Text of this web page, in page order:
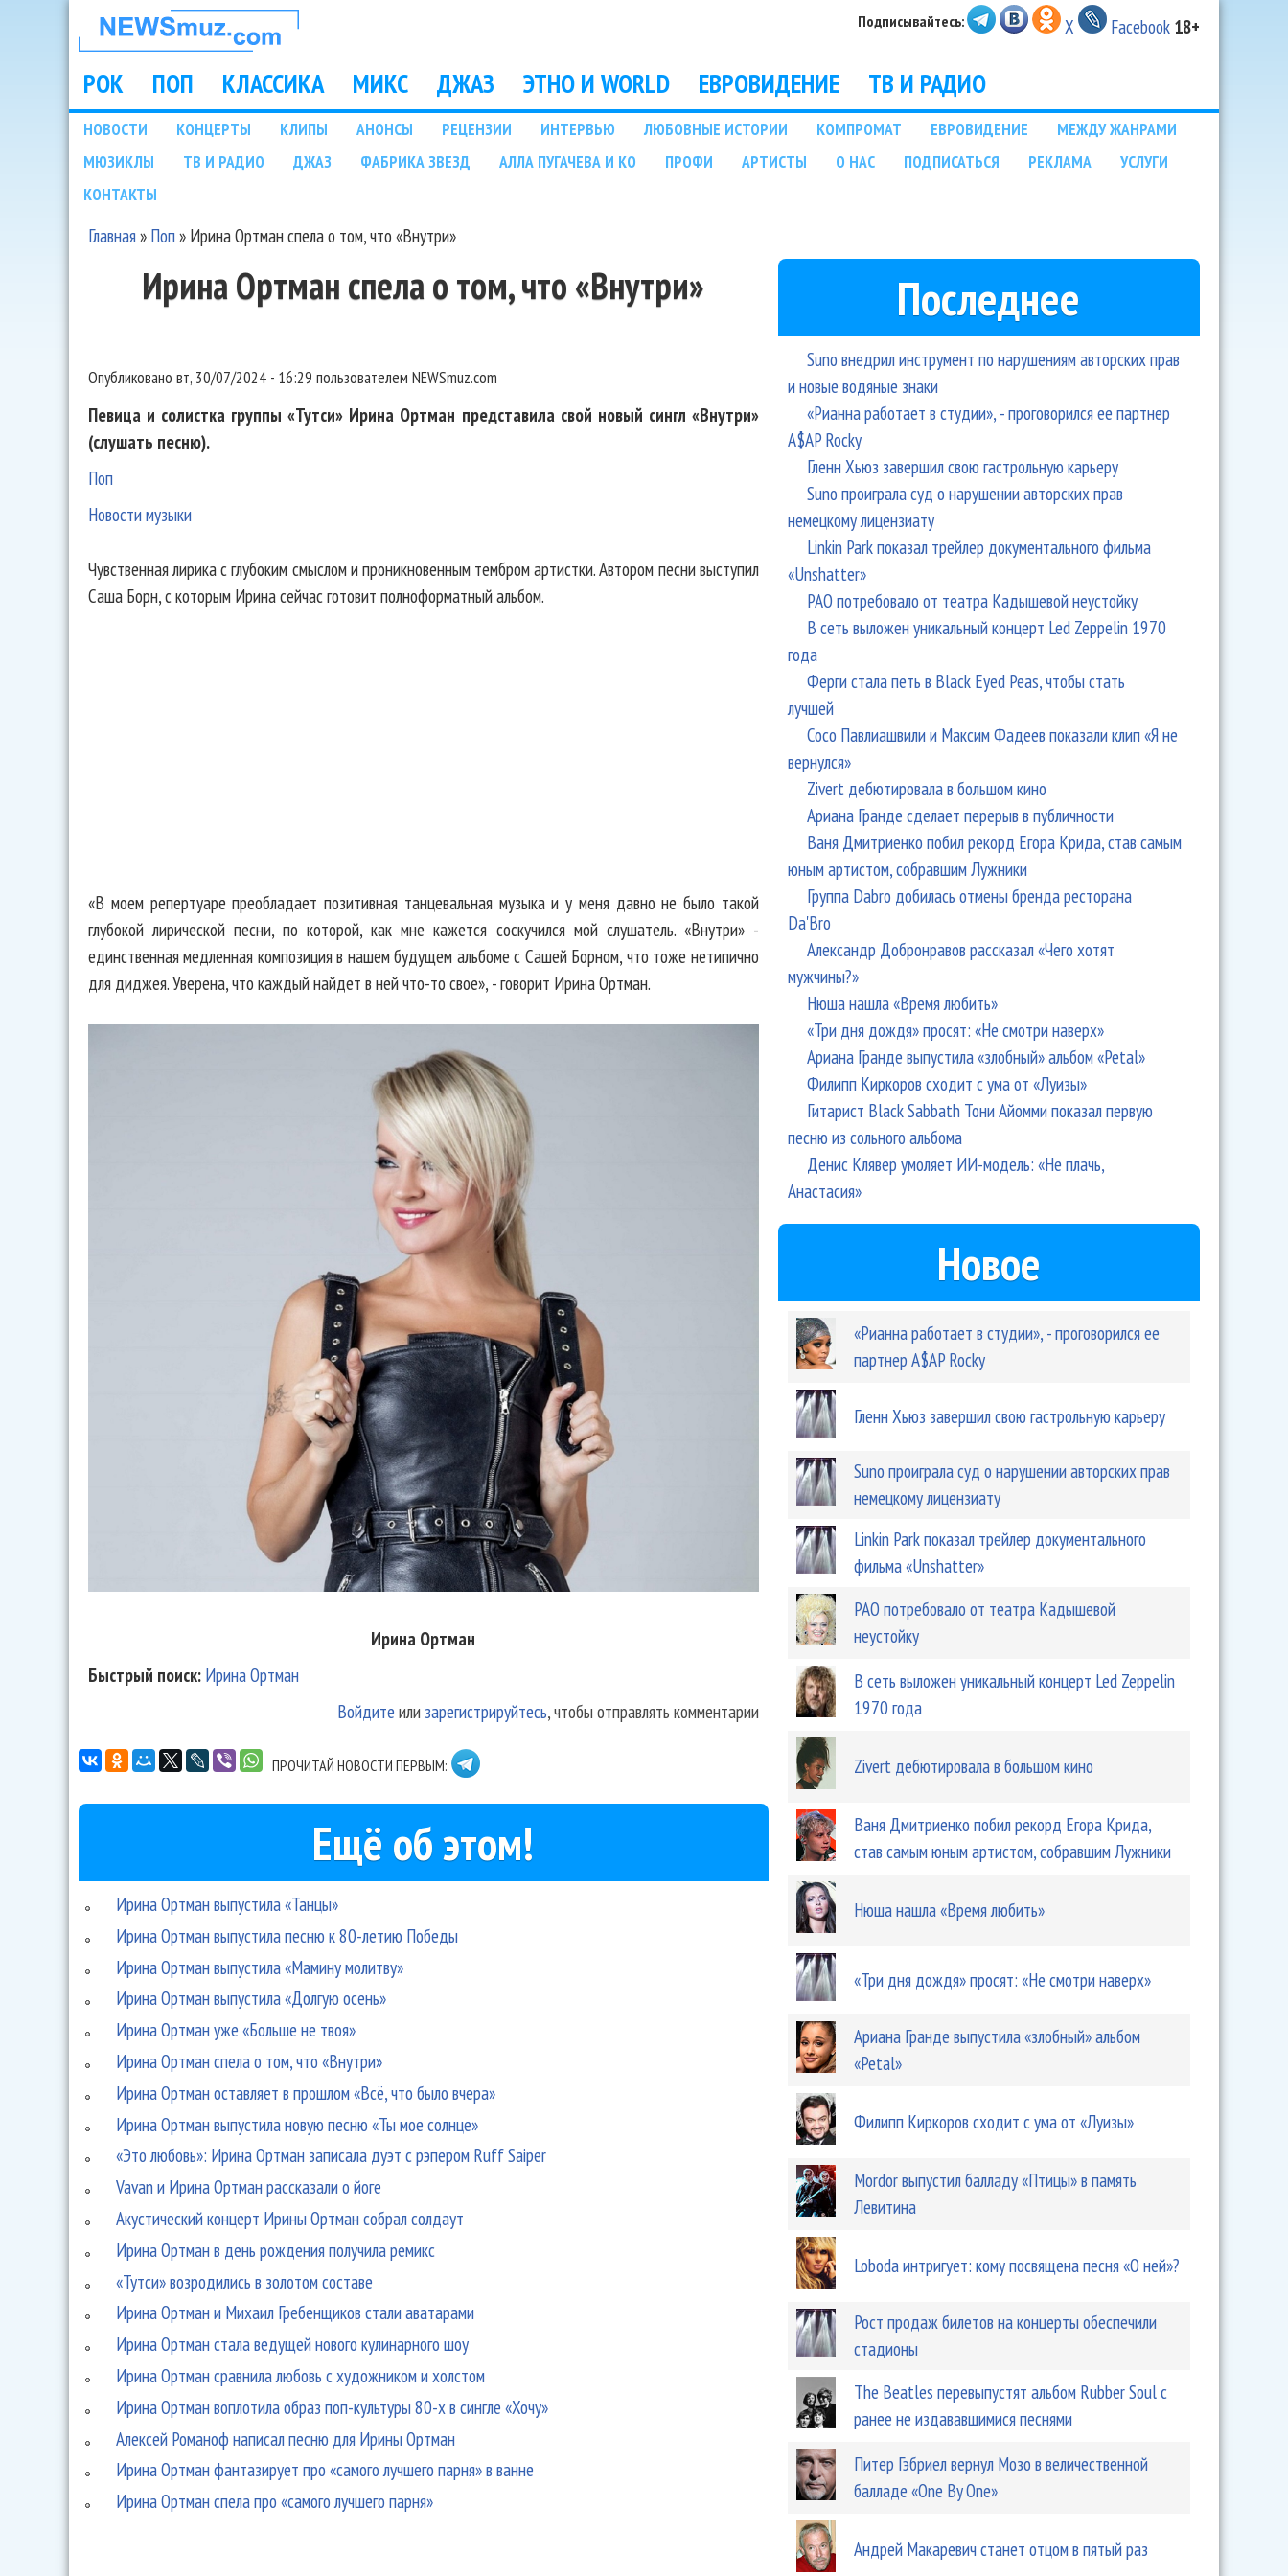
НОВОСТИ
МУЗЫКИ И
ШОУ БИЗНЕСА
NEWSMUZ.COM
Подписывайтесь: X Facebook 18+
Main menu
РОК ПОП КЛАССИКА МИКС ДЖАЗ ЭТНО И WORLD ЕВРОВИДЕНИЕ ТВ И РАДИО
Подразделы
НОВОСТИ КОНЦЕРТЫ КЛИПЫ АНОНСЫ РЕЦЕНЗИИ ИНТЕРВЬЮ ЛЮБОВНЫЕ ИСТОРИИ КОМПРОМАТ ЕВРОВИДЕНИЕ
МЕЖДУ ЖАНРАМИ
МЮЗИКЛЫ
ТВ И РАДИО ДЖАЗ ФАБРИКА ЗВЕЗД АЛЛА ПУГАЧЕВА И КО ПРОФИ АРТИСТЫ О НАС ПОДПИСАТЬСЯ РЕКЛАМА
УСЛУГИ
КОНТАКТЫ
Главная» Поп» Ирина Ортман спела о том, что «Внутри»
Ирина Ортман спела о том, что «Внутри»
Опубликовано вт, 30/07/2024 - 16:29 пользователем NEWSmuz.com
Певица и солистка группы «Тутси» Ирина Ортман представила свой новый сингл «Внутри»
(слушать песню).
Поп
Новости музыки
Чувственная лирика с глубоким смыслом и проникновенным тембром артистки. Автором песни выступил
Саша Борн, с которым Ирина сейчас готовит полноформатный альбом.
«В моем репертуаре преобладает позитивная танцевальная музыка и у меня давно не было такой
глубокой лирической песни, по которой, как мне кажется соскучился мой слушатель. «Внутри» -
единственная медленная композиция в нашем будущем альбоме с Сашей Борном, что тоже нетипично
для диджея. Уверена, что каждый найдет в ней что-то свое», - говорит Ирина Ортман.
Ирина Ортман
Быстрый поиск: Ирина Ортман
Войдите или зарегистрируйтесь, чтобы отправлять комментарии
ПРОЧИТАЙ НОВОСТИ ПЕРВЫМ:
Ещё об этом!
Ирина Ортман выпустила «Танцы»
Ирина Ортман выпустила песню к 80-летию Победы
Ирина Ортман выпустила «Мамину молитву»
Ирина Ортман выпустила «Долгую осень»
Ирина Ортман уже «Больше не твоя»
Ирина Ортман спела о том, что «Внутри»
Ирина Ортман оставляет в прошлом «Всё, что было вчера»
Ирина Ортман выпустила новую песню «Ты мое солнце»
«Это любовь»: Ирина Ортман записала дуэт с рэпером Ruff Saiper
Vavan и Ирина Ортман рассказали о йоге
Акустический концерт Ирины Ортман собрал солдаут
Ирина Ортман в день рождения получила ремикс
«Тутси» возродились в золотом составе
Ирина Ортман и Михаил Гребенщиков стали аватарами
Ирина Ортман стала ведущей нового кулинарного шоу
Ирина Ортман сравнила любовь с художником и холстом
Ирина Ортман воплотила образ поп-культуры 80-х в сингле «Хочу»
Алексей Романоф написал песню для Ирины Ортман
Ирина Ортман фантазирует про «самого лучшего парня» в ванне
Ирина Ортман спела про «самого лучшего парня»
Последнее
Suno внедрил инструмент по нарушениям авторских прав
и новые водяные знаки
«Рианна работает в студии», - проговорился ее партнер
A$AP Rocky
Гленн Хьюз завершил свою гастрольную карьеру
Suno проиграла суд о нарушении авторских прав
немецкому лицензиату
Linkin Park показал трейлер документального фильма
«Unshatter»
РАО потребовало от театра Кадышевой неустойку
В сеть выложен уникальный концерт Led Zeppelin 1970
года
Ферги стала петь в Black Eyed Peas, чтобы стать
лучшей
Сосо Павлиашвили и Максим Фадеев показали клип «Я не
вернулся»
Zivert дебютировала в большом кино
Ариана Гранде сделает перерыв в публичности
Ваня Дмитриенко побил рекорд Егора Крида, став самым
юным артистом, собравшим Лужники
Группа Dabro добилась отмены бренда ресторана
Da'Bro
Александр Добронравов рассказал «Чего хотят
мужчины?»
Нюша нашла «Время любить»
«Три дня дождя» просят: «Не смотри наверх»
Ариана Гранде выпустила «злобный» альбом «Petal»
Филипп Киркоров сходит с ума от «Луизы»
Гитарист Black Sabbath Тони Айомми показал первую
песню из сольного альбома
Денис Клявер умоляет ИИ-модель: «Не плачь,
Анастасия»
Новое
«Рианна работает в студии», - проговорился ее
партнер A$AP Rocky
Гленн Хьюз завершил свою гастрольную карьеру
Suno проиграла суд о нарушении авторских прав
немецкому лицензиату
Linkin Park показал трейлер документального
фильма «Unshatter»
РАО потребовало от театра Кадышевой
неустойку
В сеть выложен уникальный концерт Led Zeppelin
1970 года
Zivert дебютировала в большом кино
Ваня Дмитриенко побил рекорд Егора Крида,
став самым юным артистом, собравшим Лужники
Нюша нашла «Время любить»
«Три дня дождя» просят: «Не смотри наверх»
Ариана Гранде выпустила «злобный» альбом
«Petal»
Филипп Киркоров сходит с ума от «Луизы»
Mordor выпустил балладу «Птицы» в память
Левитина
Loboda интригует: кому посвящена песня «О ней»?
Рост продаж билетов на концерты обеспечили
стадионы
The Beatles перевыпустят альбом Rubber Soul с
ранее не издававшимися песнями
Питер Гэбриел вернул Мозо в величественной
балладе «One By One»
Андрей Макаревич станет отцом в пятый раз